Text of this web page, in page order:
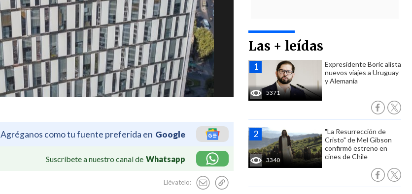
Agréganos como tu fuente preferida en Google
Suscríbete a nuestro canal de Whatsapp
Llévatelo:
Las + leídas
5371
Expresidente Boric alista
nuevos viajes a Uruguay
y Alemania
3340
"La Resurrección de
Cristo" de Mel Gibson
confirmó estreno en
cines de Chile